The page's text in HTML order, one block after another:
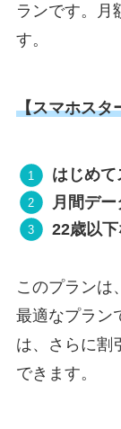
ランです。月
す。
【スマホスタ
はじめ
月間デ
22歳以
このプランは
最適なプラン
は、さらに割
できます。